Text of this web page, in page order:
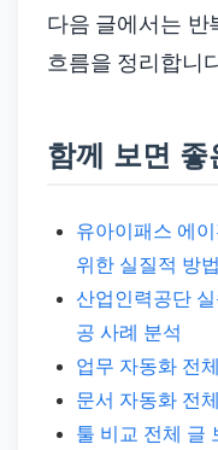
다음 글에서는 반
흐름을 정리합니
함께 보면 좋
유아이패스 에
위한 실질적 방
산업인력공단
공 사례 분석
업무 자동화 전
문서 자동화 전
툴 비교 전체 글